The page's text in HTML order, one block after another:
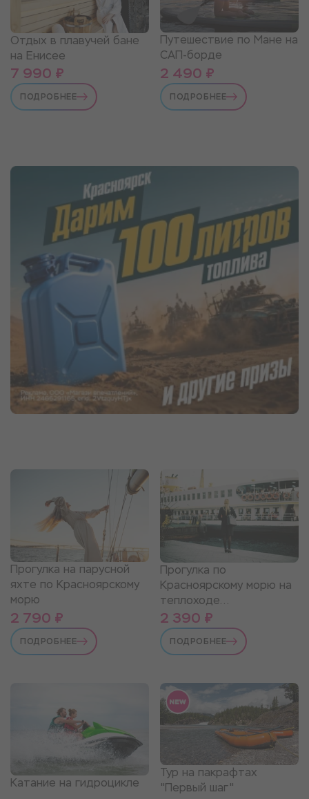
Отдых в плавучей бане
на Енисее
7 990 ₽
ПОДРОБНЕЕ
Путешествие по Мане на
САП-борде
2 490 ₽
ПОДРОБНЕЕ
Прогулка на парусной
яхте по Красноярскому
морю
2 790 ₽
ПОДРОБНЕЕ
Прогулка по
Красноярскому морю на
теплоходе
"Красцветмет"
2 390 ₽
ПОДРОБНЕЕ
Катание на гидроцикле
Тур на пакрафтах
"Первый шаг"